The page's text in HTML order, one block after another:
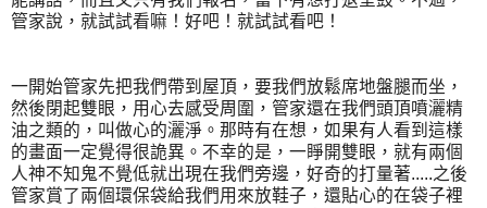
管家說，就試試看嘛！好吧！就試試看吧！
一開始管家先把我們帶到屋頂，要我們放鬆席地盤腿而坐，
然後閉起雙眼，用心去感受周圍，管家還在我們頭頂噴灑精
油之類的，叫做心的灑淨。那時有在想，如果有人看到這樣
的畫面一定覺得很詭異。不幸的是，一睜開雙眼，就有兩個
人神不知鬼不覺低就出現在我們旁邊，好奇的打量著.....之後
管家賞了兩個環保袋給我們用來放鞋子，還貼心的在袋子裡